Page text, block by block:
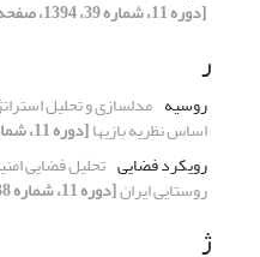
[دوره 11، شماره 39، 1394، صفحه 1-32]
ر
روسیه مدلسازی و تحلیل
اساس نظریه بازیها[دوره 11، شماره 39، 1394، صفحه 117-138]
رویکرد فضایی تحلیل فضایی
روستایی ایران[دوره 11، شماره 38، 1394، صفحه 174-197]
ژ